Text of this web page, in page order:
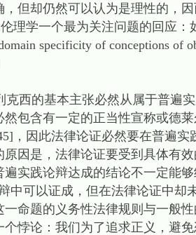
但却仍然可以认为是理性的，
理学一个最为关注问题的回应
specificity of conceptions
西的基本主张必然从属于普遍
包含有一定的正当性宣称或德
，因此法律论证必然要在普遍
原因是，法律论证要受到具体有
实践论辩达成的结论不一定能
中可以证成，但在法律论证中
命题的义务性法律规则与一般
悖论：我们为了追求正义，避